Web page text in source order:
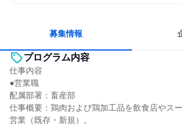
募集情報
プログラム内容
仕事内容
●営業職
配属部署：畜産部
仕事概要：鶏肉および鶏加工品を飲食店やス
営業（既存・新規）。